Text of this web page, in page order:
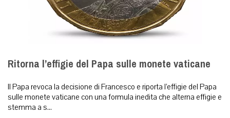
Ritorna l’effigie del Papa sulle monete vaticane
Il Papa revoca la decisione di Francesco e riporta l’effigie del Papa
sulle monete vaticane con una formula inedita che alterna effigie e
stemma a s...